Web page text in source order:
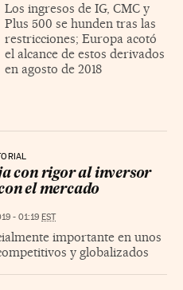
Los ingresos de IG, CMC y
Plus 500 se hunden tras las
restricciones; Europa acotó
el alcance de estos derivados
en agosto de 2018
con rigor al inversor
el mercado
- 01:19 EST
importante en unos
y globalizados